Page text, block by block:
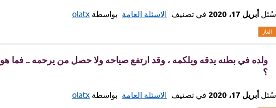
سُئل أبريل 17، 2020 في تصنيف الاسئلة العامة بواسطة olatx
الغاز
ولده في بطنه يدقه ويلكمه ، وقد ارتفع صياحه ولا حصل من يرحمه .. فما هو
؟
سُئل أبريل 17، 2020 في تصنيف الاسئلة العامة بواسطة olatx